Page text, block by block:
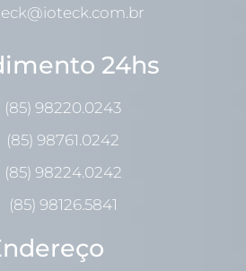
24hs
(85) 98220.0243
(85) 98761.0242
(85) 98224.0242
(85) 98126.5841